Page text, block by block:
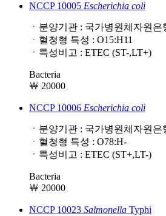
NCCP 10005 Escherichia coli
ㆍ분양기관 : 국가병원체자원은
ㆍ혈청형 특성 : O15:H11
ㆍ특성비고 : ETEC (ST-,LT+)
Bacteria
￦ 20000
NCCP 10006 Escherichia coli
ㆍ분양기관 : 국가병원체자원은
ㆍ혈청형 특성 : O78:H-
ㆍ특성비고 : ETEC (ST+,LT-)
Bacteria
￦ 20000
NCCP 10023 Salmonella Typhi